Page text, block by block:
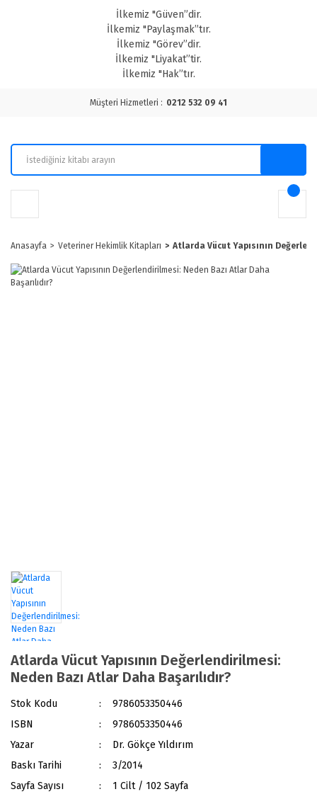
İlkemiz "Güven”dir.
İlkemiz "Paylaşmak”tır.
İlkemiz "Görev”dir.
İlkemiz "Liyakat”tir.
İlkemiz "Hak”tır.
Müşteri Hizmetleri : 0212 532 09 41
Anasayfa Veteriner Hekimlik Kitapları Atlarda Vücut Yapısının
Atlarda Vücut Yapısının Değerlendirilmesi:
Neden Bazı Atlar Daha Başarılıdır?
Stok Kodu
9786053350446
ISBN
9786053350446
Yazar
Dr. Gökçe Yıldırım
Baskı Tarihi
3/2014
Sayfa Sayısı
1 Cilt / 102 Sayfa